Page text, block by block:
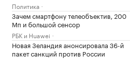
Политика
Зачем смартфону телеобъектив, 200
Мп и большой сенсор
РБК и Huawei
Новая Зеландия анонсировала 36-й
пакет санкций против России